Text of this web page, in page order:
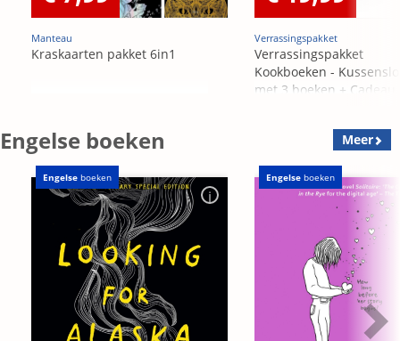
Manteau
Kraskaarten pakket 6in1
Verrassingspakket
Verrassingspakket
Kookboeken -
met 3 boeken + Cadeau
Engelse boeken Meer
Engelse boeken Engelse boeken